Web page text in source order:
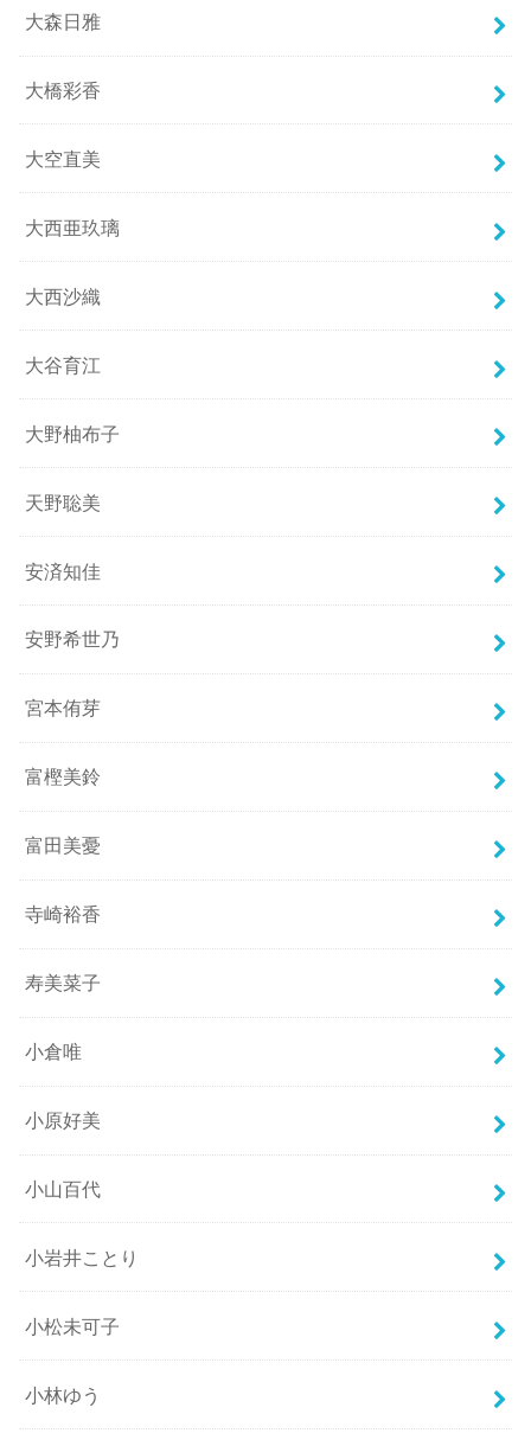
大森日雅
大橋彩香
大空直美
大西亜玖璃
大西沙織
大谷育江
大野柚布子
天野聡美
安済知佳
安野希世乃
宮本侑芽
富樫美鈴
富田美憂
寺崎裕香
寿美菜子
小倉唯
小原好美
小山百代
小岩井ことり
小松未可子
小林ゆう